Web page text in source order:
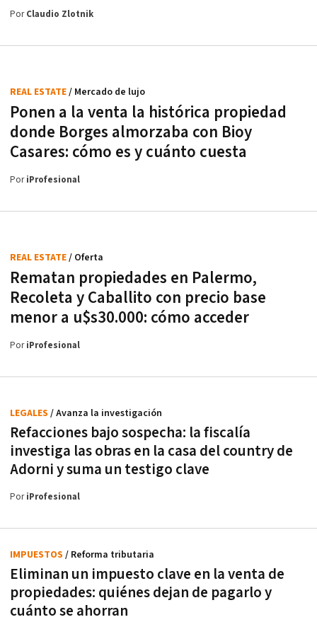
PorClaudio Zlotnik
Ponen a la venta la histórica propiedad
donde Borges almorzaba con Bioy
Casares: cómo es y cuánto cuesta
REAL ESTATE/ Mercado de lujo
PoriProfesional
Rematan propiedades en Palermo,
Recoleta y Caballito con precio base
menor a u$s30.000: cómo acceder
REAL ESTATE/ Oferta
PoriProfesional
Refacciones bajo sospecha: la fiscalía
investiga las obras en la casa del country de
Adorni y suma un testigo clave
LEGALES / Avanza la investigación
PoriProfesional
Eliminan un impuesto clave en la venta de
propiedades: quiénes dejan de pagarlo y
cuánto se ahorran
IMPUESTOS / Reforma tributaria